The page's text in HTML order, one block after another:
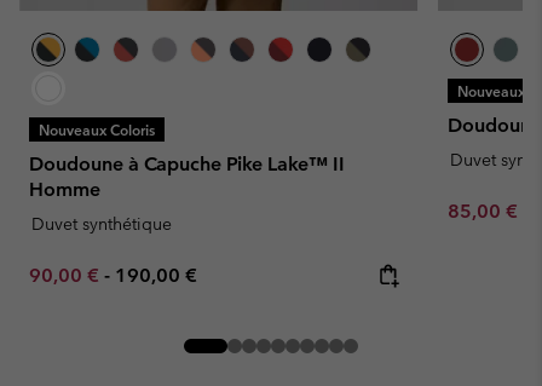
Nouveaux Coloris
Doudoune à Capuche Pike Lake™ II
Homme
Duvet synthétique
Minimum sale price:
90,00 € - Maximum price:
190,00 €
Nouveaux
Duvet
Minimum
85,00 €